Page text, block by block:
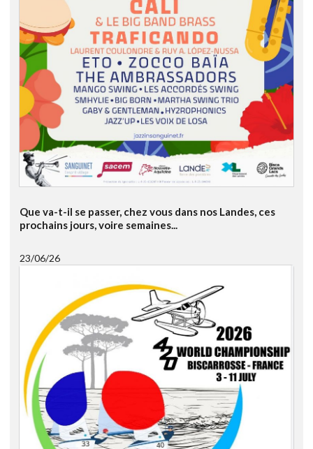
Que va-t-il se passer, chez vous dans nos Landes, ces
prochains jours, voire semaines...
23/06/26